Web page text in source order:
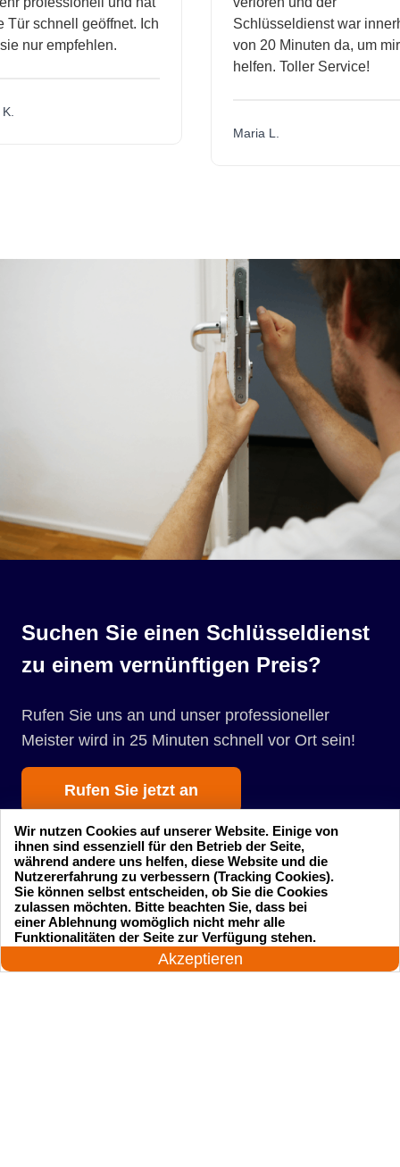
schnell geöffnet. Ich
nur empfehlen.
Schlüsseldienst war
von 20 Minuten da, um mir
helfen. Toller Service!
Maria L.
Suchen Sie einen Schlüsseldienst
zu einem vernünftigen Preis?
Rufen Sie uns an und unser professioneller
Meister wird in 25 Minuten schnell vor Ort sein!
Rufen Sie jetzt an
Startseite Einsatzgebiete
Preise
24 Stunden am Tag
Akzeptieren
Wir nutzen Cookies auf unserer Website. Einige von
ihnen sind essenziell für den Betrieb der Seite,
während andere uns helfen, diese Website und die
Nutzererfahrung zu verbessern (Tracking Cookies).
Sie können selbst entscheiden, ob Sie die Cookies
zulassen möchten. Bitte beachten Sie, dass bei
einer Ablehnung womöglich nicht mehr alle
Funktionalitäten der Seite zur Verfügung stehen.